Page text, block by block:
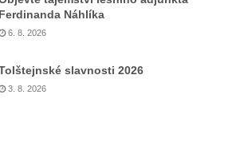
Tomáše Garrigue Masaryka
Budějovicích
na biskupské rezidenci v
Josefa Hloucha na
v Českých
Ferdinanda Náhlíka
6. 8. 2026
slavnosti 2026
3. 8. 2026